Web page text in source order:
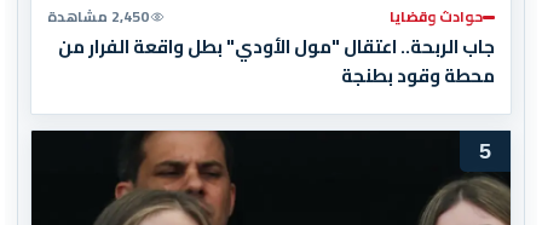
حوادث وقضايا 2,450 مشاهدة
جاب الربحة.. اعتقال "مول الأودي" بطل واقعة الفرار من
محطة وقود بطنجة
5